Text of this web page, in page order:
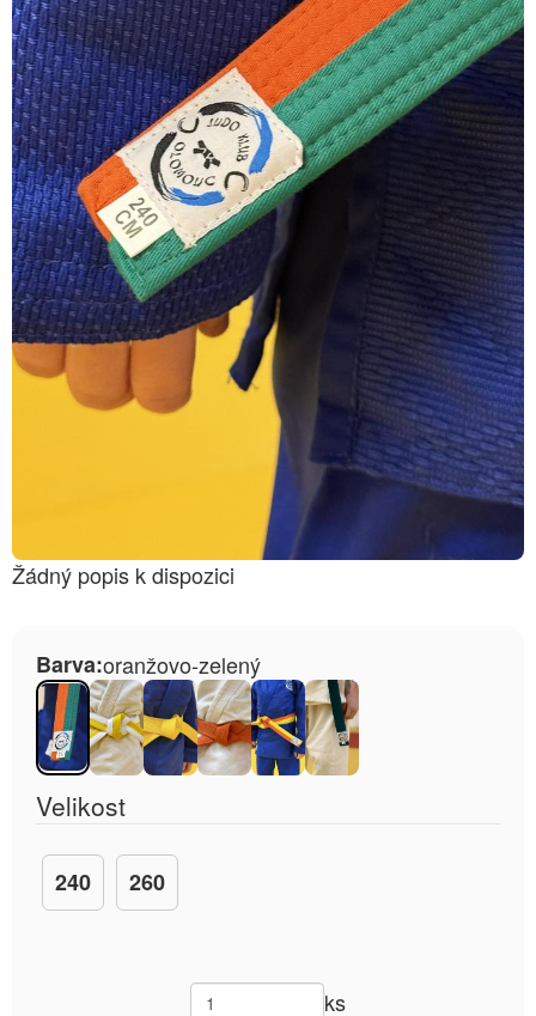
Žádný popis k dispozici
Barva:oranžovo-zelený
Velikost
240 260
ks